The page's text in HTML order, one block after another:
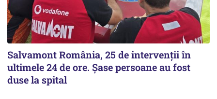
Salvamont România, 25 de intervenții în
ultimele 24 de ore. Șase persoane au fost
duse la spital